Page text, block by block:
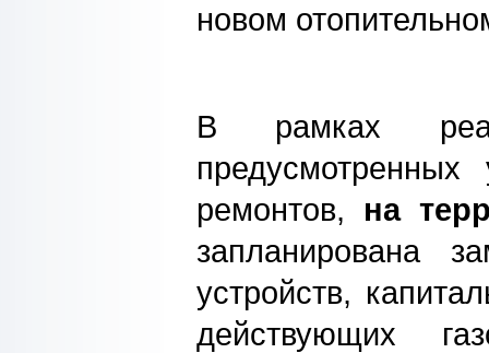
новом
В рамках
ремонтов, на
запланирована
устройств,
действующих